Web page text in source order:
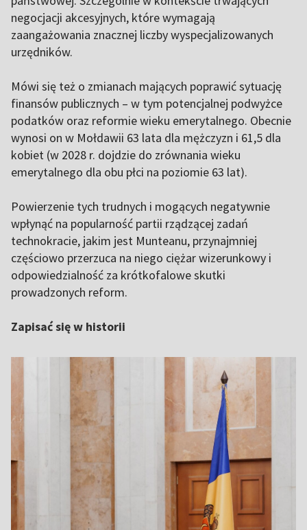
negocjacji akcesyjnych, które wymagają
zaangażowania znacznej liczby wyspecjalizowanych
urzędników.
Mówi się też o zmianach mających poprawić sytuację
finansów publicznych – w tym potencjalnej podwyżce
podatków oraz reformie wieku emerytalnego. Obecnie
wynosi on w Mołdawii 63 lata dla mężczyzn i 61,5 dla
kobiet (w 2028 r. dojdzie do zrównania wieku
emerytalnego dla obu płci na poziomie 63 lat).
Powierzenie tych trudnych i mogących negatywnie
wpłynąć na popularność partii rządzącej zadań
technokracie, jakim jest Munteanu, przynajmniej
częściowo przerzuca na niego ciężar wizerunkowy i
odpowiedzialność za krótkofalowe skutki
prowadzonych reform.
Zapisać się w historii